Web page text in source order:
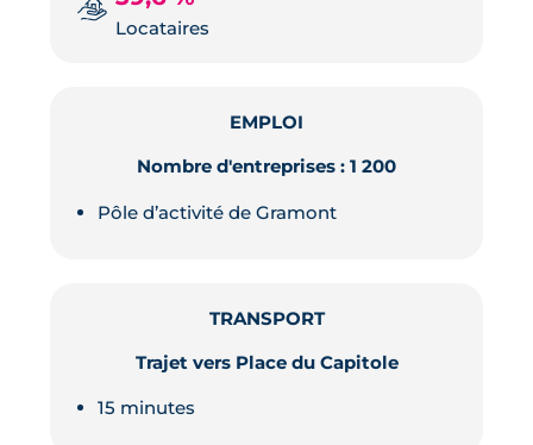
Locataires
EMPLOI
Nombre d'entreprises : 1 200
Pôle d’activité de Gramont
TRANSPORT
Trajet vers Place du Capitole
15 minutes